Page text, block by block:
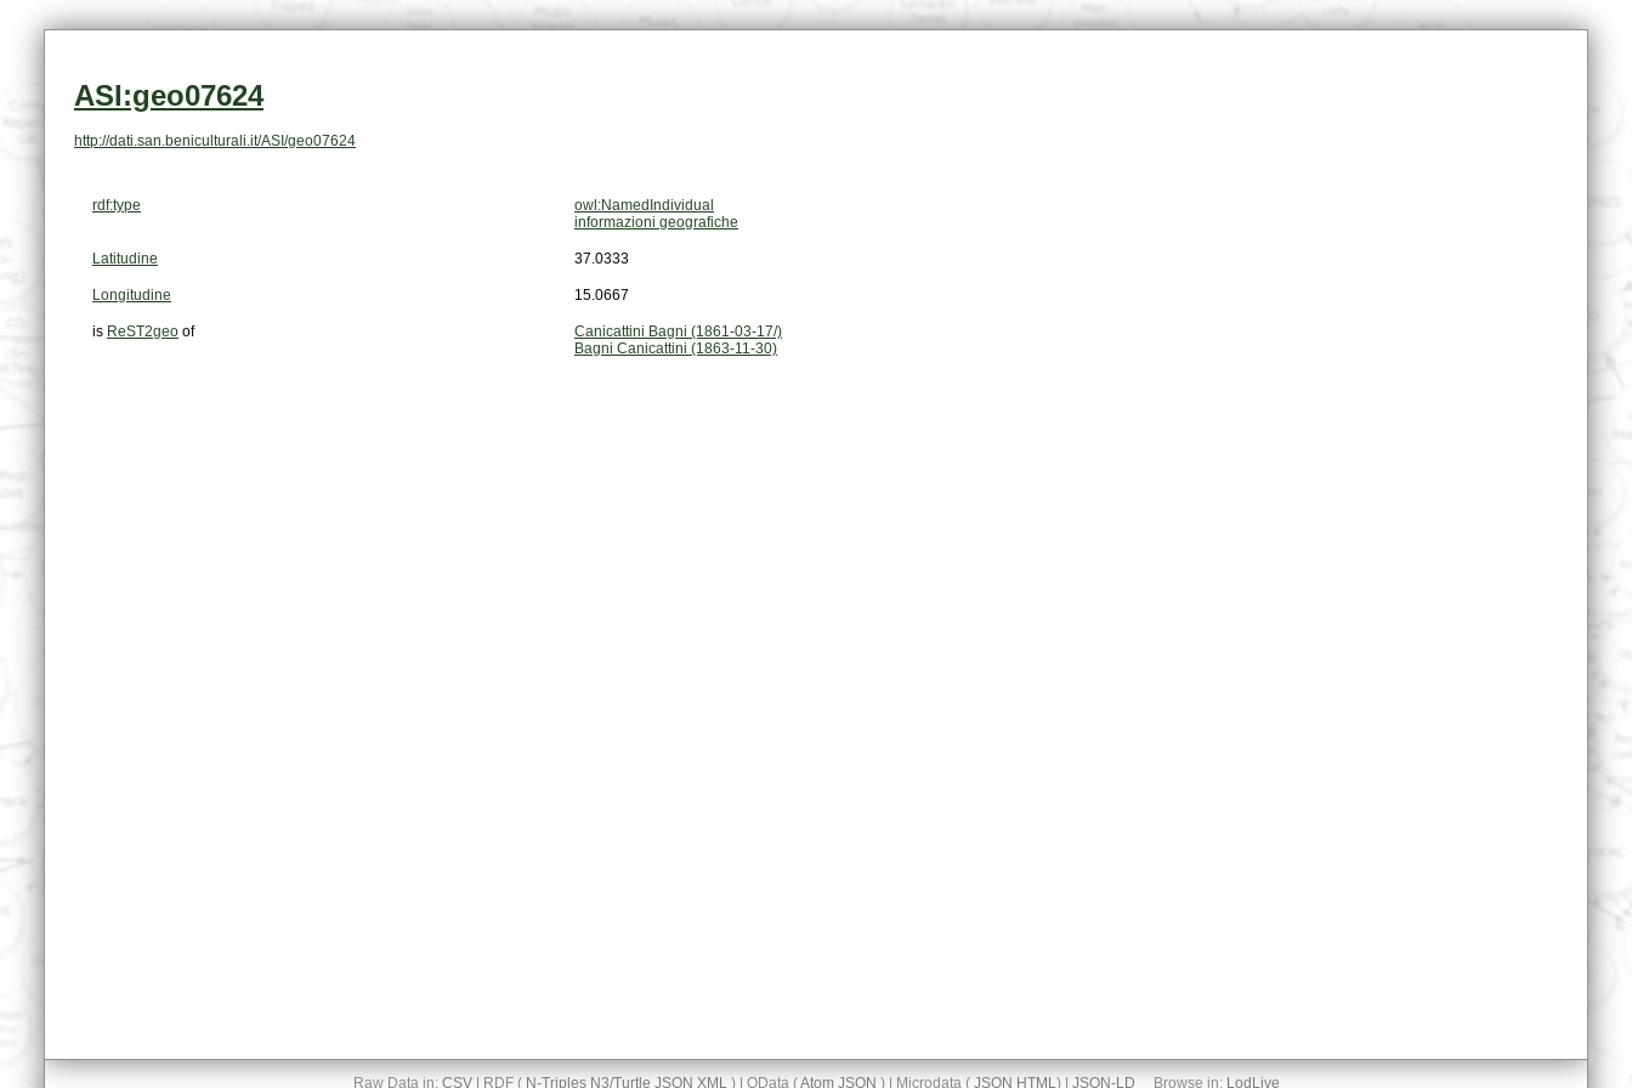
ASI:geo07624
http://dati.san.beniculturali.it/ASI/geo07624
rdf:type
owl:NamedIndividual
informazioni geografiche
Latitudine 37.0333
Longitudine 15.0667
is ReST2geo of
Canicattini Bagni (1861-03-17/)
Bagni Canicattini (1863-11-30)
Raw Data in: CSV| RDF ( N-Triples N3/Turtle JSON XML) | OData (Atom JSON ) | Microdata ( JSON HTML) | JSON-LD Browse in: LodLive